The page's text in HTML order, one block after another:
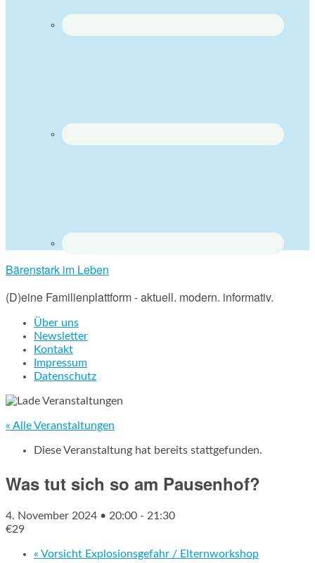
Bärenstark im Leben
(D)eine Familienplattform - aktuell. modern. informativ.
Über uns
Newsletter
Kontakt
Impressum
Datenschutz
« Alle Veranstaltungen
Diese Veranstaltung hat bereits stattgefunden.
Was tut sich so am Pausenhof?
4. November 2024 • 20:00 - 21:30
€29
« Vorsicht Explosionsgefahr / Elternworkshop